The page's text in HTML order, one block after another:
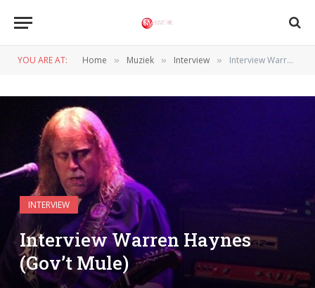
YOU ARE AT: Home » Muziek » Interview » Interview Warren Haynes (Gov’t Mule)
INTERVIEW
Interview Warren Haynes
(Gov’t Mule)